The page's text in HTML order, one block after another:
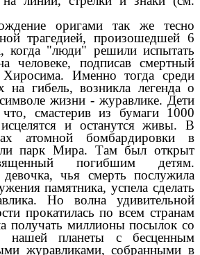
оригами так же тесно
трагедией, произошедшей 6
когда "люди" решили испытать
человеке, подписав смертный
Именно тогда среди
на гибель, возникла легенда о
жизни - журавлике. Дети
смастерив из бумаги 1000
и останутся живы. В
атомной бомбардировки в
парк Мира. Там был открыт
погибшим детям.
девочка, чья смерть послужила
памятника, успела сделать
Но волна удивительной
прокатилась по всем странам
получать миллионы посылок со
нашей планеты с бесценным
журавликами, собранными в